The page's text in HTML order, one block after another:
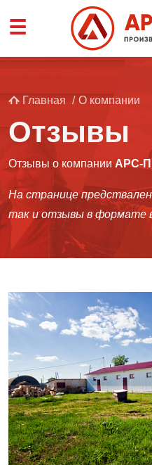
☰
Строка
навигации
Главная О компании
Отзывы
Отзывы о компанииАРС-
На странице
так и отзывы в формате